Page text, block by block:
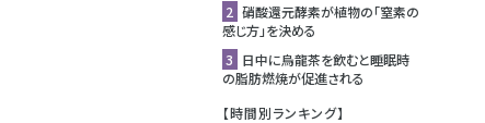
2 硝酸還元酵素が植物の「窒素の
感じ方」を決める
3 日中に烏龍茶を飲むと睡眠時
の脂肪燃焼が促進される
【時間別ランキング】